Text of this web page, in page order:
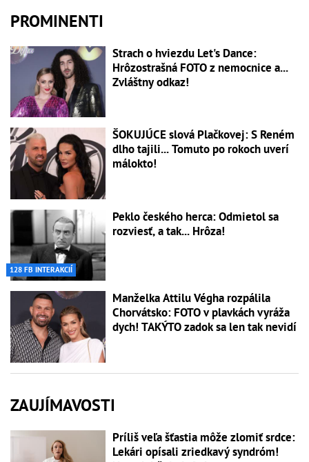
PROMINENTI
Strach o hviezdu Let's Dance:
Hrôzostrašná FOTO z nemocnice a...
Zvláštny odkaz!
ŠOKUJÚCE slová Plačkovej: S Reném
dlho tajili... Tomuto po rokoch uverí
málokto!
128 FB INTERAKCIÍ
Peklo českého herca: Odmietol sa
rozviesť, a tak... Hrôza!
Manželka Attilu Végha rozpálila
Chorvátsko: FOTO v plavkách vyráža
dych! TAKÝTO zadok sa len tak nevidí
ZAUJÍMAVOSTI
Príliš veľa šťastia môže zlomiť srdce:
Lekári opísali zriedkavý syndróm!